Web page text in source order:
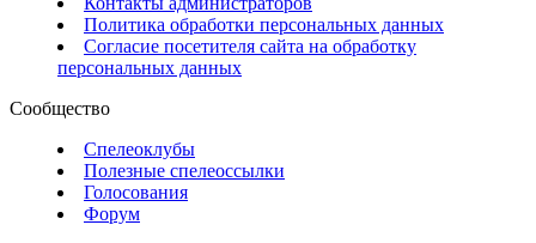
Политика обработки персональных данных
Согласие посетителя сайта на обработку
персональных данных
Сообщество
Спелеоклубы
Полезные спелеоссылки
Голосования
Форум